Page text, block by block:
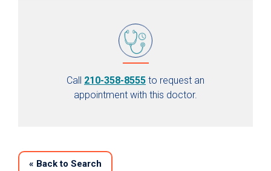
Call 210-358-8555 to request an
appointment with this doctor.
« Back to Search